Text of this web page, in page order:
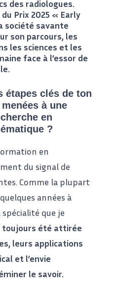
des radiologues.
Prix 2025 « Early
société savante
son parcours, les
les sciences et les
face à l’essor de
étapes clés de ton
à une
en
?
en
du signal de
Comme la plupart
années à
que je
toujours été attirée
leurs applications
et l’envie
le savoir.